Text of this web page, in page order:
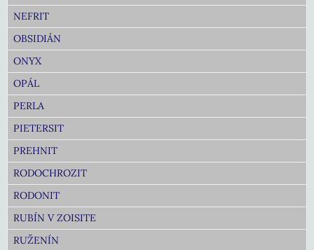
NEFRIT
OBSIDIÁN
ONYX
OPÁL
PERLA
PIETERSIT
PREHNIT
RODOCHROZIT
RODONIT
RUBÍN V ZOISITE
RUŽENÍN